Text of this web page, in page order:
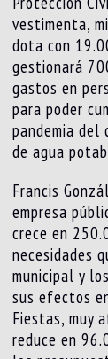
vestimenta,
dota con
gestionará
gastos en
para poder
pandemia del
de agua
Francis
empresa
crece en
necesidades
municipal y
sus efectos
Fiestas, muy
reduce en